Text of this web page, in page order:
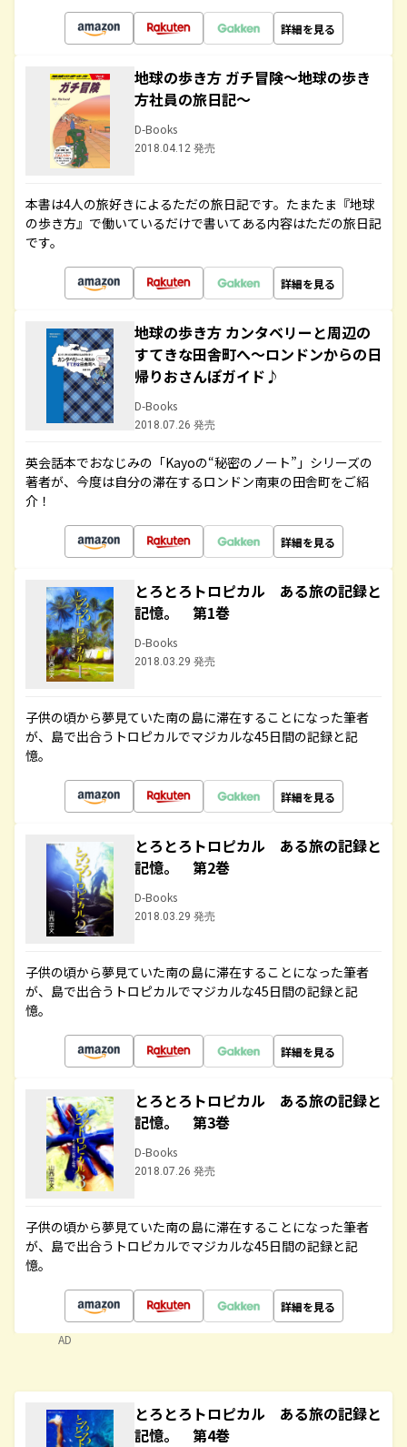
詳細を見る
地球の歩き方 ガチ冒険～地球の歩き
方社員の旅日記～
D-Books
2018.04.12 発売
本書は4人の旅好きによるただの旅日記です。たまたま『地球
の歩き方』で働いているだけで書いてある内容はただの旅日記
です。
詳細を見る
地球の歩き方 カンタベリーと周辺の
すてきな田舎町へ～ロンドンからの日
帰りおさんぽガイド♪
D-Books
2018.07.26 発売
英会話本でおなじみの「Kayoの“秘密のノート”」シリーズの
著者が、今度は自分の滞在するロンドン南東の田舎町をご紹
介！
詳細を見る
とろとろトロピカル ある旅の記録と
記憶。 第1巻
D-Books
2018.03.29 発売
子供の頃から夢見ていた南の島に滞在することになった筆者
が、島で出合うトロピカルでマジカルな45日間の記録と記
憶。
詳細を見る
とろとろトロピカル ある旅の記録と
記憶。 第2巻
D-Books
2018.03.29 発売
子供の頃から夢見ていた南の島に滞在することになった筆者
が、島で出合うトロピカルでマジカルな45日間の記録と記
憶。
詳細を見る
とろとろトロピカル ある旅の記録と
記憶。 第3巻
D-Books
2018.07.26 発売
子供の頃から夢見ていた南の島に滞在することになった筆者
が、島で出合うトロピカルでマジカルな45日間の記録と記
憶。
詳細を見る
AD
とろとろトロピカル ある旅の記録と
記憶。 第4巻